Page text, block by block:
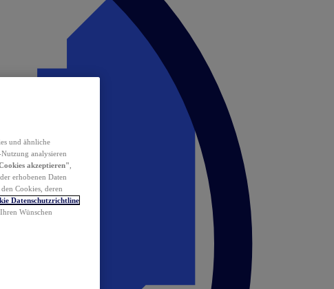
und ähnliche
analysieren
akzeptieren"
erhobenen Daten
Cookies, deren
Datenschutzrichtline
Wünschen